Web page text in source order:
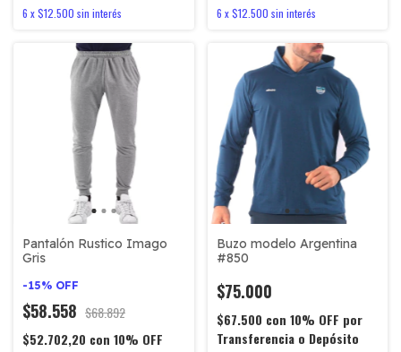
6 x$12.500 sin interés 6 x$12.500 sin interés
Pantalón Rustico Imago
Gris
-15% OFF
$58.558 $68.892
$52.702,20 con 10% OFF
Buzo modelo Argentina
#850
$75.000
$67.500 con 10% OFF por
Transferencia o Depósito